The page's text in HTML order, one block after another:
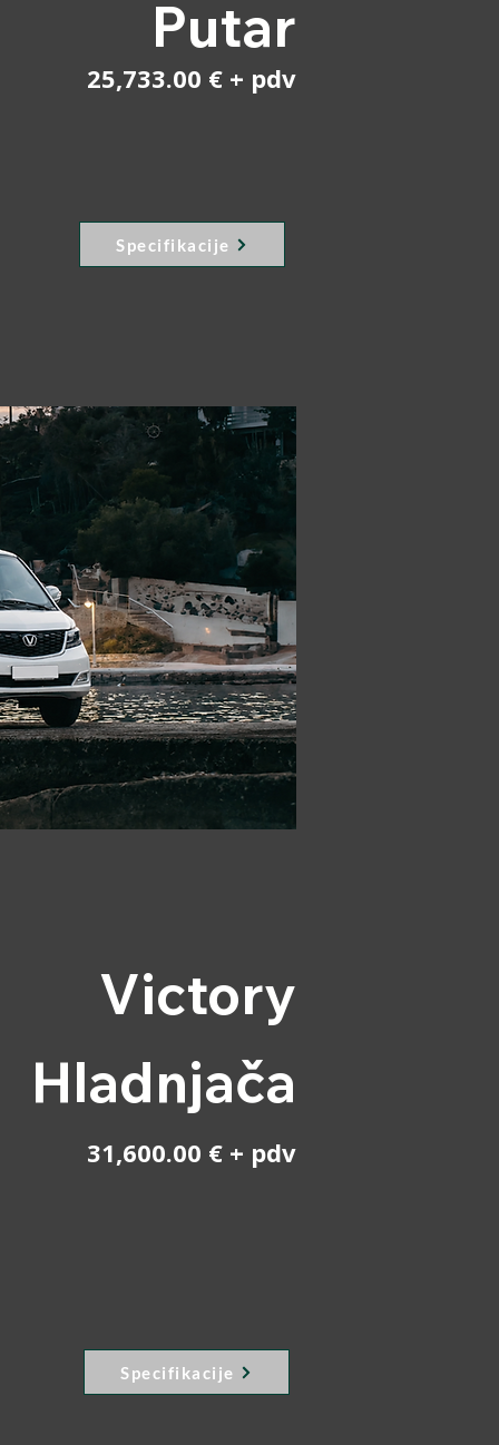
Putar
25,733.00 € + pdv
Specifikacije
31,600.00 € + pdv
Victory
Hladnjača
Specifikacije